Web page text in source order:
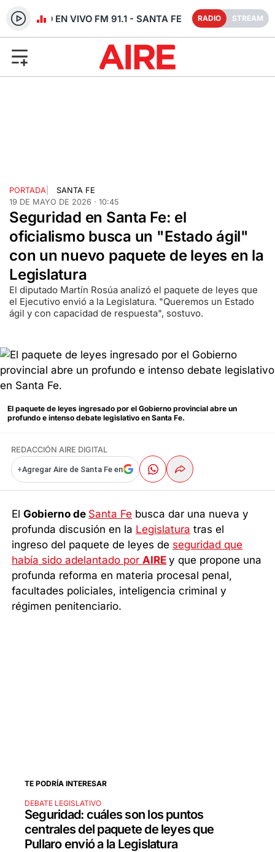
RADIO EN VIVO FM 91.1 - SANTA FE RADIO STREAM
PORTADA
SANTA FE
19 DE MAYO DE 2026 · 10:45
Seguridad en Santa Fe: el
oficialismo busca un "Estado ágil"
con un nuevo paquete de leyes en la
Legislatura
El diputado Martín Rosúa analizó el paquete de leyes que
el Ejecutivo envió a la Legislatura. "Queremos un Estado
ágil y con capacidad de respuesta", sostuvo.
El paquete de leyes ingresado por el Gobierno provincial abre un
profundo e intenso debate legislativo en Santa Fe.
REDACCIÓN AIRE DIGITAL
+Agregar Aire de Santa Fe en
ElGobierno de Santa Fe busca dar una nueva y
profunda discusión en la Legislatura tras el
ingreso del paquete de leyes de seguridadque
había sido adelantado por AIRE y que propone una
profunda reforma en materia procesal penal,
facultades policiales, inteligencia criminal y
régimen penitenciario.
TE PODRÍA INTERESAR
DEBATE LEGISLATIVO
Seguridad: cuáles son los puntos
centrales del paquete de leyes que
Pullaro envió a la Legislatura